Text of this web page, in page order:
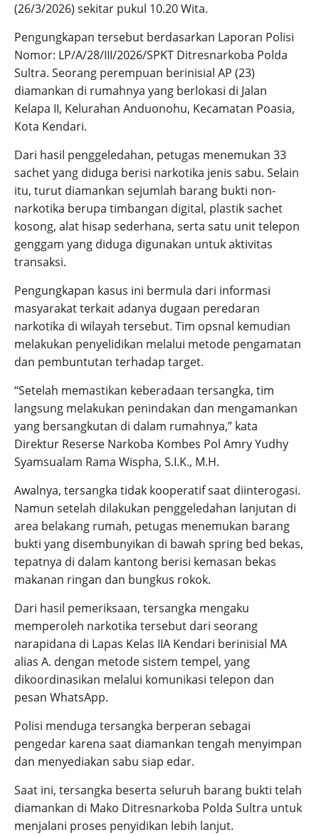
(26/3/2026) sekitar pukul 10.20 Wita.
Pengungkapan tersebut berdasarkan Laporan Polisi
Nomor: LP/A/28/III/2026/SPKT Ditresnarkoba Polda
Sultra. Seorang perempuan berinisial AP (23)
diamankan di rumahnya yang berlokasi di Jalan
Kelapa II, Kelurahan Anduonohu, Kecamatan Poasia,
Kota Kendari.
Dari hasil penggeledahan, petugas menemukan 33
sachet yang diduga berisi narkotika jenis sabu. Selain
itu, turut diamankan sejumlah barang bukti non-
narkotika berupa timbangan digital, plastik sachet
kosong, alat hisap sederhana, serta satu unit telepon
genggam yang diduga digunakan untuk aktivitas
transaksi.
Pengungkapan kasus ini bermula dari informasi
masyarakat terkait adanya dugaan peredaran
narkotika di wilayah tersebut. Tim opsnal kemudian
melakukan penyelidikan melalui metode pengamatan
dan pembuntutan terhadap target.
“Setelah memastikan keberadaan tersangka, tim
langsung melakukan penindakan dan mengamankan
yang bersangkutan di dalam rumahnya,” kata
Direktur Reserse Narkoba Kombes Pol Amry Yudhy
Syamsualam Rama Wispha, S.I.K., M.H.
Awalnya, tersangka tidak kooperatif saat diinterogasi.
Namun setelah dilakukan penggeledahan lanjutan di
area belakang rumah, petugas menemukan barang
bukti yang disembunyikan di bawah spring bed bekas,
tepatnya di dalam kantong berisi kemasan bekas
makanan ringan dan bungkus rokok.
Dari hasil pemeriksaan, tersangka mengaku
memperoleh narkotika tersebut dari seorang
narapidana di Lapas Kelas IIA Kendari berinisial MA
alias A. dengan metode sistem tempel, yang
dikoordinasikan melalui komunikasi telepon dan
pesan WhatsApp.
Polisi menduga tersangka berperan sebagai
pengedar karena saat diamankan tengah menyimpan
dan menyediakan sabu siap edar.
Saat ini, tersangka beserta seluruh barang bukti telah
diamankan di Mako Ditresnarkoba Polda Sultra untuk
menjalani proses penyidikan lebih lanjut.